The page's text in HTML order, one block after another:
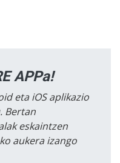
APPa!
eta iOS aplikazio
Bertan
eskaintzen
aukera izango